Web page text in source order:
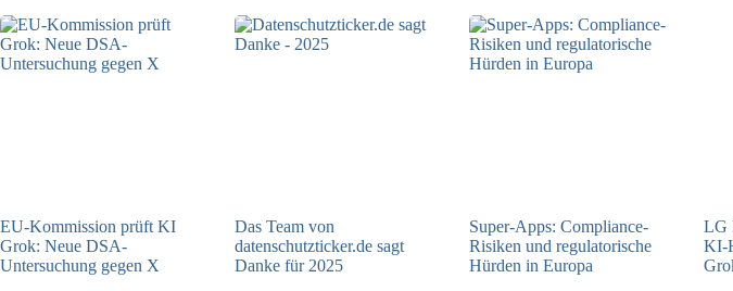
EU-Kommission prüft KI
Grok: Neue DSA-
Untersuchung gegen X
Das Team von
datenschutzticker.de sagt
Danke für 2025
Super-Apps: Compliance-
Risiken und regulatorische
Hürden in Europa
LG
KI-